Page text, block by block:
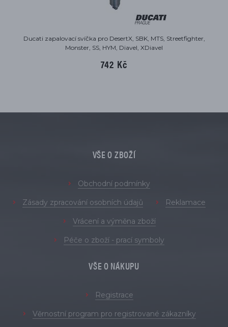
Ducati zapalovací svíčka pro DesertX, SBK, MTS, Streetfighter,
Monster, SS, HYM, Diavel, XDiavel
742 Kč
VŠE O ZBOŽÍ
Obchodní podmínky
Zásady zpracování osobních údajů Reklamace
Vrácení a výměna zboží
Péče o zboží - prací symboly
VŠE O NÁKUPU
Registrace
Věrnostní program pro registrované zákazníky